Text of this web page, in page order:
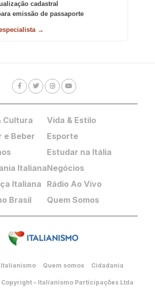
cadastral
emissão de passaporte
→
Cultura
e Beber
Italiana
Italiana
Brasil
Vida & Estilo
Esporte
Estudar na Itália
Negócios
Rádio Ao Vivo
Quem Somos
Quem somos Cidadania
– Italianismo Participações Ltda